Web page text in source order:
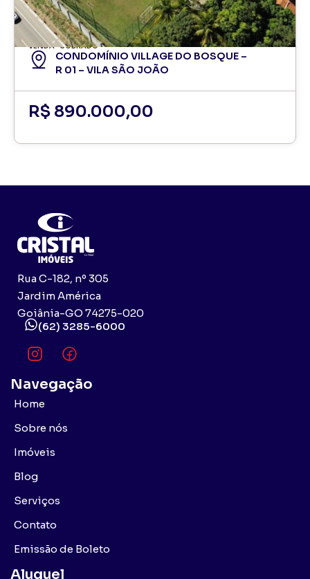
VENDA SOBRADO
CONDOMÍNIO VILLAGE DO BOSQUE –
R 01 – VILA SÃO JOÃO
R$ 890.000,00
Rua C-182, nº 305
Jardim América
Goiânia-GO 74275-020
(62) 3285-6000
Navegação
Home
Sobre nós
Imóveis
Blog
Serviços
Contato
Emissão de Boleto
Aluguel